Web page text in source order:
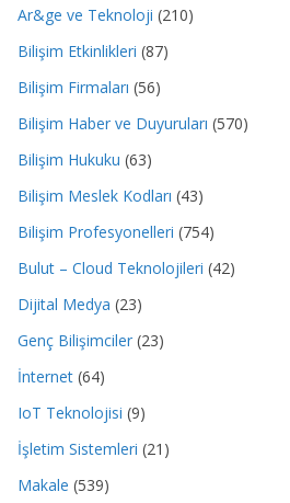
Ar&ge ve Teknoloji (210)
Bilişim Etkinlikleri (87)
Bilişim Firmaları (56)
Bilişim Haber ve Duyuruları (570)
Bilişim Hukuku (63)
Bilişim Meslek Kodları (43)
Bilişim Profesyonelleri (754)
Bulut – Cloud Teknolojileri (42)
Dijital Medya (23)
Genç Bilişimciler (23)
İnternet (64)
IoT Teknolojisi (9)
İşletim Sistemleri (21)
Makale (539)